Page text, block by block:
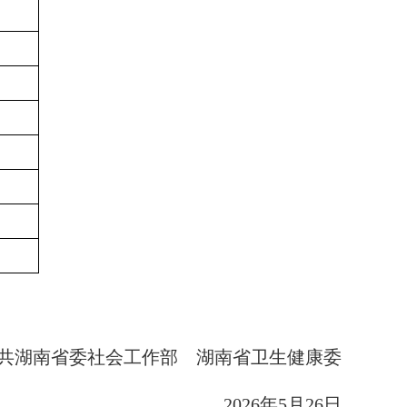
湖南省委社会工作部 湖南省卫生健康委